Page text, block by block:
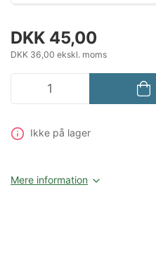
DKK 45,00
DKK 36,00 ekskl. moms
Ikke på lager
Mere information